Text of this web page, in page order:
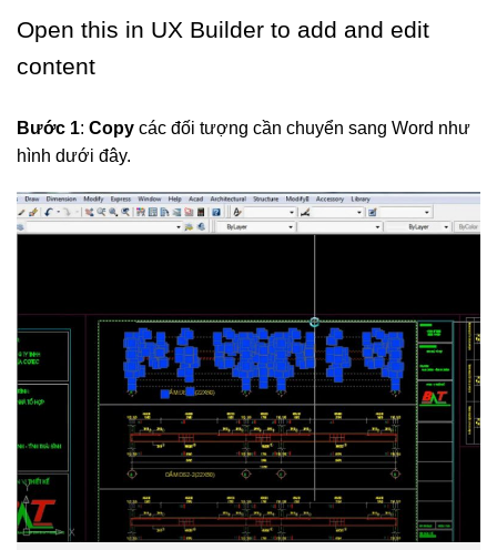
Open this in UX Builder to add and edit
content
Bước 1: Copy các đối tượng cần chuyển sang Word như
hình dưới đây.